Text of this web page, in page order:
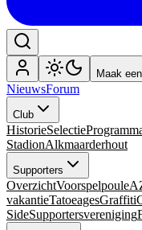
Maak
NieuwsForum
Club
HistorieSelectie
StadionAlkmaarderhout
Supporters
OverzichtVoorspelpoule
vakantieTatoeagesGraffiti
SideSupportersvereniging